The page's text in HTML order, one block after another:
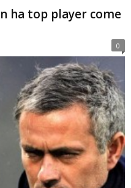
ha top player come
0